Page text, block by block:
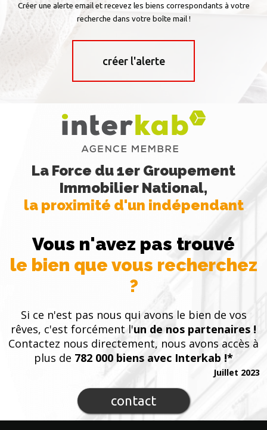
Créer une alerte email et recevez les biens correspondants à votre
recherche dans votre boîte mail !
créer l'alerte
La Force du 1er Groupement
Immobilier National,
la proximité d'un indépendant
Vous n'avez pas trouvé
le bien que vous recherchez
?
Si ce n'est pas nous qui avons le bien de vos
rêves, c'est forcément l'un de nos partenaires !
Contactez nous directement, nous avons accès à
plus de 782 000 biens avec Interkab !*
contact
Juillet 2023